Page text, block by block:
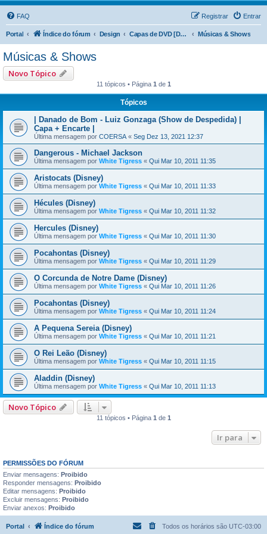
FAQ Entrar
Registrar
Portal Índice do fórum Design Capas de DVD [DVD Covers] Músicas & Shows
Músicas & Shows
Novo Tópico
11 tópicos • Página 1 de 1
Tópicos
| Danado de Bom - Luiz Gonzaga (Show de Despedida) |
Capa + Encarte |
Última mensagem por COERSA « Seg Dez 13, 2021 12:37
Dangerous - Michael Jackson
Última mensagem por White Tigress « Qui Mar 10, 2011 11:35
Aristocats (Disney)
Última mensagem por White Tigress « Qui Mar 10, 2011 11:33
Hécules (Disney)
Última mensagem por White Tigress « Qui Mar 10, 2011 11:32
Hercules (Disney)
Última mensagem por White Tigress « Qui Mar 10, 2011 11:30
Pocahontas (Disney)
Última mensagem por White Tigress « Qui Mar 10, 2011 11:29
O Corcunda de Notre Dame (Disney)
Última mensagem por White Tigress « Qui Mar 10, 2011 11:26
Pocahontas (Disney)
Última mensagem por White Tigress « Qui Mar 10, 2011 11:24
A Pequena Sereia (Disney)
Última mensagem por White Tigress « Qui Mar 10, 2011 11:21
O Rei Leão (Disney)
Última mensagem por White Tigress « Qui Mar 10, 2011 11:15
Aladdin (Disney)
Última mensagem por White Tigress « Qui Mar 10, 2011 11:13
Novo Tópico
11 tópicos • Página 1 de 1
Ir para
PERMISSÕES DO FÓRUM
Enviar mensagens: Proibido
Responder mensagens: Proibido
Editar mensagens: Proibido
Excluir mensagens: Proibido
Enviar anexos: Proibido
Portal Índice do fórum Todos os horários são UTC-03:00